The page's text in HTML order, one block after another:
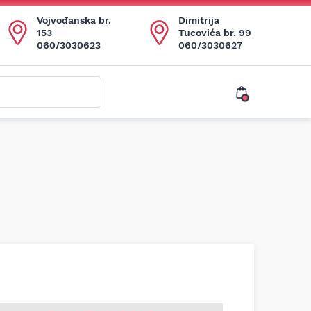
Vojvođanska br.
153
060/3030623
Dimitrija
Tucovića br. 99
060/3030627